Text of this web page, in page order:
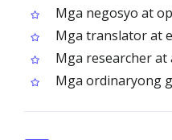
Mga negosyo at
Mga translator at
Mga researcher at
Mga ordinaryong